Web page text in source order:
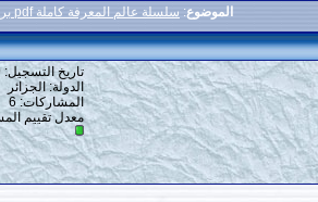
الموضوع: سلسلة عالم المعرفة كاملة pdf بروابط مباشرة
تاريخ التسجيل: 29-08-2016
الدولة: الجزائر
المشاركات: 6
معدل تقييم